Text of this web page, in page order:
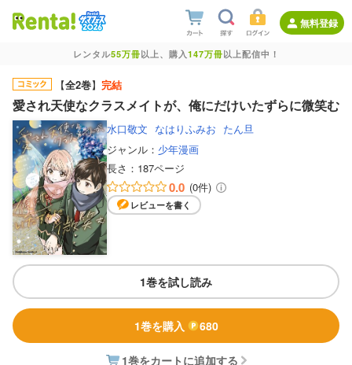
無料登録
レンタル55万冊以上、購入147万冊以上配信中！
【全2巻】 完結
愛され天使なクラスメイトが、俺にだけいたずらに微笑む
水口敬文 なはりふみお たん旦
ジャンル： 少年漫画
長さ： 187ページ
0.0 (0件)
レビューを書く
1巻を試し読み
1巻を購入 680
1巻をカートに追加する